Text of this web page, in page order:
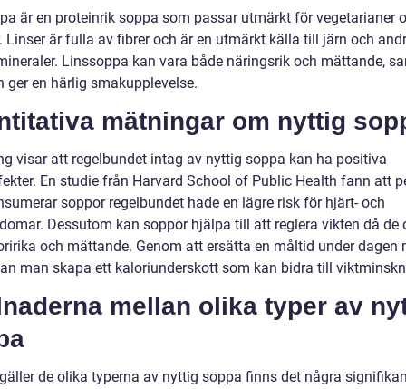
är en proteinrik soppa som passar utmärkt för vegetarianer
Linser är fulla av fibrer och är en utmärkt källa till järn och
Linssoppa kan vara både näringsrik och mättande,
ger en härlig smakupplevelse.
mätningar om nyttig
visar att regelbundet intag av nyttig soppa kan ha positiva
En studie från Harvard School of Public Health fann att
soppor regelbundet hade en lägre risk för hjärt- och
Dessutom kan soppor hjälpa till att reglera vikten då de
och mättande. Genom att ersätta en måltid under dagen
man skapa ett kaloriunderskott som kan bidra till
mellan olika typer av
de olika typerna av nyttig soppa finns det några